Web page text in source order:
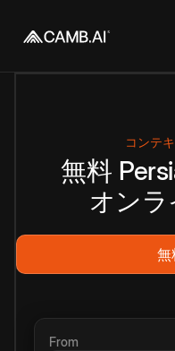
コンテ
無料
オンラ
無
From